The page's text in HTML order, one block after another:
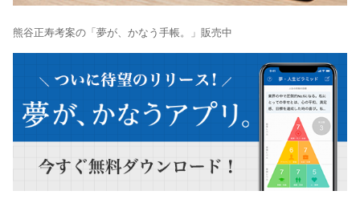
熊谷正寿考案の「夢が、かなう手帳。」販売中